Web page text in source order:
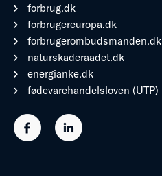
forbrug.dk
forbrugereuropa.dk
forbrugerombudsmanden.dk
naturskaderaadet.dk
energianke.dk
fødevarehandelsloven (UTP)